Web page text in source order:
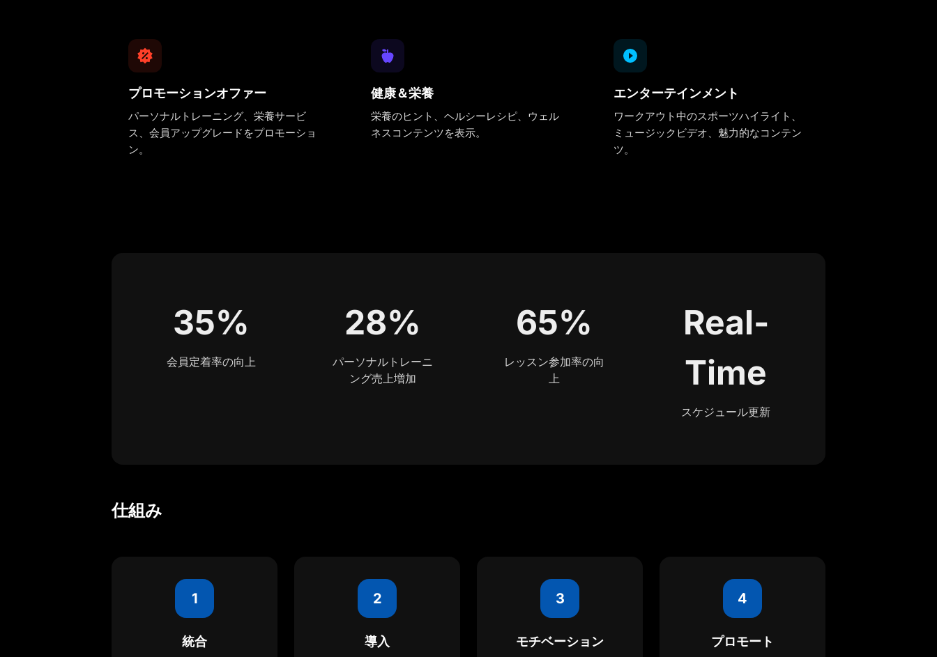
プロモーションオファー
パーソナルトレーニング、栄養サービ
ス、会員アップグレードをプロモーショ
ン。
健康＆栄養
栄養のヒント、ヘルシーレシピ、ウェル
ネスコンテンツを表示。
エンターテインメント
ワークアウト中のスポーツハイライト、
ミュージックビデオ、魅力的なコンテン
ツ。
35%
会員定着率の向上
28%
パーソナルトレーニ
ング売上増加
65%
レッスン参加率の向
上
Real-
Time
スケジュール更新
仕組み
1
統合
2
導入
3
モチベーション
4
プロモート